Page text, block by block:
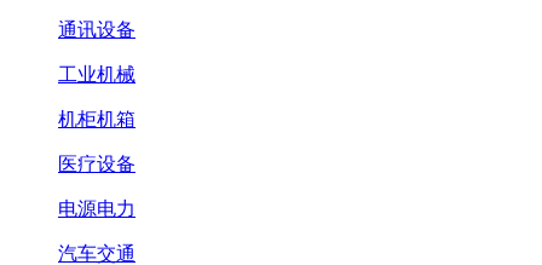
通讯设备
工业机械
机柜机箱
医疗设备
电源电力
汽车交通